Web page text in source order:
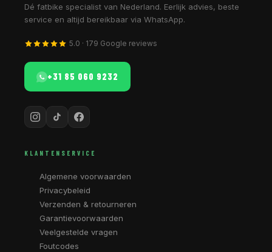
Dé fatbike specialist van Nederland. Eerlijk advies, beste
service en altijd bereikbaar via WhatsApp.
5.0 · 179 Google reviews
+31 85 060 9232
KLANTENSERVICE
Algemene voorwaarden
Privacybeleid
Verzenden & retourneren
Garantievoorwaarden
Veelgestelde vragen
Foutcodes